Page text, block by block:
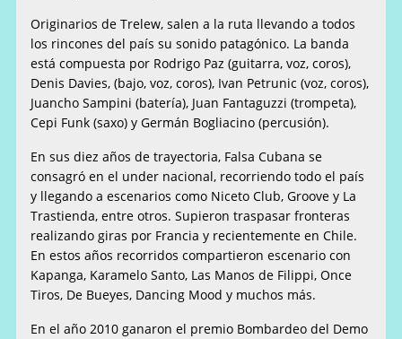
Originarios de Trelew, salen a la ruta llevando a todos
los rincones del país su sonido patagónico. La banda
está compuesta por Rodrigo Paz (guitarra, voz, coros),
Denis Davies, (bajo, voz, coros), Ivan Petrunic (voz, coros),
Juancho Sampini (batería), Juan Fantaguzzi (trompeta),
Cepi Funk (saxo) y Germán Bogliacino (percusión).
En sus diez años de trayectoria, Falsa Cubana se
consagró en el under nacional, recorriendo todo el país
y llegando a escenarios como Niceto Club, Groove y La
Trastienda, entre otros. Supieron traspasar fronteras
realizando giras por Francia y recientemente en Chile.
En estos años recorridos compartieron escenario con
Kapanga, Karamelo Santo, Las Manos de Filippi, Once
Tiros, De Bueyes, Dancing Mood y muchos más.
En el año 2010 ganaron el premio Bombardeo del Demo